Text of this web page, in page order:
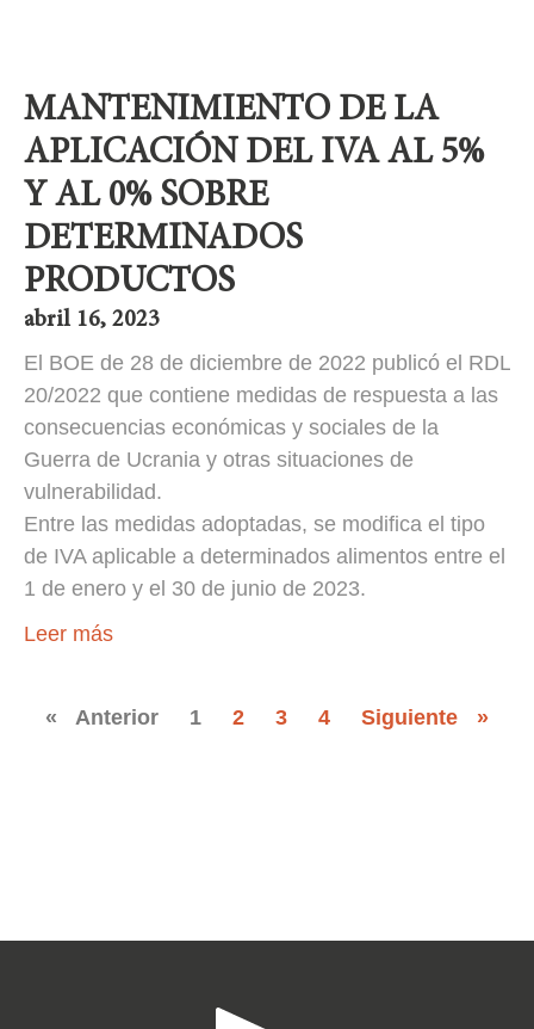
MANTENIMIENTO DE LA
APLICACIÓN DEL IVA AL 5%
Y AL 0% SOBRE
DETERMINADOS
PRODUCTOS
abril 16, 2023
El BOE de 28 de diciembre de 2022 publicó el RDL
20/2022 que contiene medidas de respuesta a las
consecuencias económicas y sociales de la
Guerra de Ucrania y otras situaciones de
vulnerabilidad.
Entre las medidas adoptadas, se modifica el tipo
de IVA aplicable a determinados alimentos entre el
1 de enero y el 30 de junio de 2023.
Leer más
« Anterior 1 2 3 4 Siguiente »